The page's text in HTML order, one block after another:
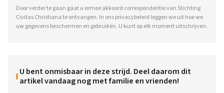
Door verder te gaan gaat u ermee akkoord correspondentie van Stichting
Civitas Christiana te ontvangen. In onsprivacybeleid leggen we uit hoe we
uw gegevens beschermen en gebruiken. U kunt op elk moment uitschrijven.
U bent onmisbaar in deze strijd. Deel daarom dit
artikel vandaag nog met familie en vrienden!